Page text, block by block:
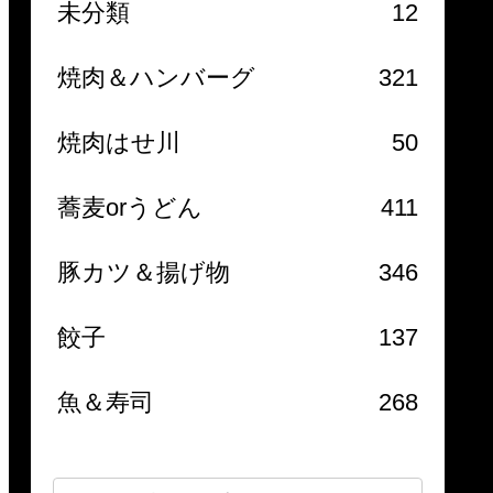
未分類 12
焼肉＆ハンバーグ 321
焼肉はせ川 50
蕎麦orうどん 411
豚カツ＆揚げ物 346
餃子 137
魚＆寿司 268